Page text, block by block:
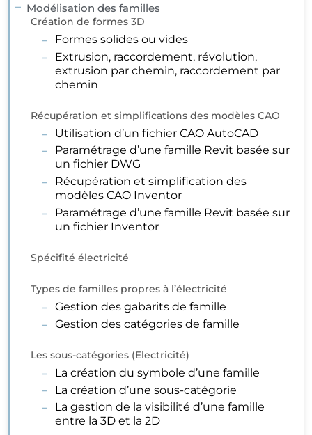
Modélisation des familles
Création de formes 3D
Formes solides ou vides
Extrusion, raccordement, révolution,
extrusion par chemin, raccordement par
chemin
Récupération et simplifications des modèles CAO
Utilisation d’un fichier CAO AutoCAD
Paramétrage d’une famille Revit basée sur
un fichier DWG
Récupération et simplification des
modèles CAO Inventor
Paramétrage d’une famille Revit basée sur
un fichier Inventor
Spécifité électricité
Types de familles propres à l’électricité
Gestion des gabarits de famille
Gestion des catégories de famille
Les sous-catégories (Electricité)
La création du symbole d’une famille
La création d’une sous-catégorie
La gestion de la visibilité d’une famille
entre la 3D et la 2D